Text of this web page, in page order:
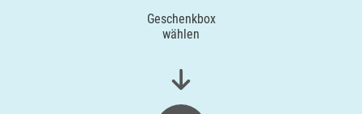
Geschenkbox
wählen